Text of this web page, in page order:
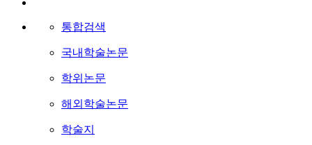
통합검색
국내학술논문
학위논문
해외학술논문
학술지